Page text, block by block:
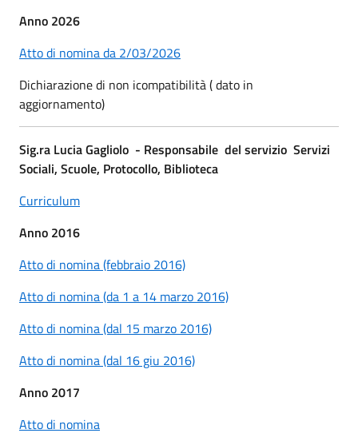
Anno 2026
Atto di nomina da 2/03/2026
Dichiarazione di non icompatibilità ( dato in
aggiornamento)
Sig.ra Lucia Gagliolo - Responsabile del servizio Servizi
Sociali, Scuole, Protocollo, Biblioteca
Curriculum
Anno 2016
Atto di nomina (febbraio 2016)
Atto di nomina (da 1 a 14 marzo 2016)
Atto di nomina (dal 15 marzo 2016)
Atto di nomina (dal 16 giu 2016)
Anno 2017
Atto di nomina